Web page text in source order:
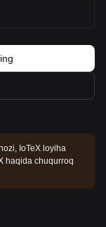
IoTeX loyiha
haqida chuqurroq